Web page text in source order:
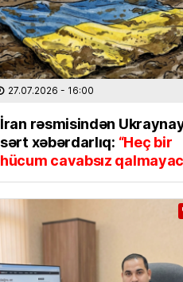
27.07.2026 - 16:00
İran rəsmisindən
sərt xəbərdarlıq: “Heç bir
hücum cavabsız